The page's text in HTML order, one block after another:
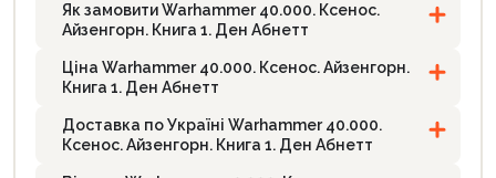
Як замовити Warhammer 40.000. Ксенос.
Айзенгорн. Книга 1. Ден Абнетт
Ціна Warhammer 40.000. Ксенос. Айзенгорн.
Книга 1. Ден Абнетт
Доставка по Україні Warhammer 40.000.
Ксенос. Айзенгорн. Книга 1. Ден Абнетт